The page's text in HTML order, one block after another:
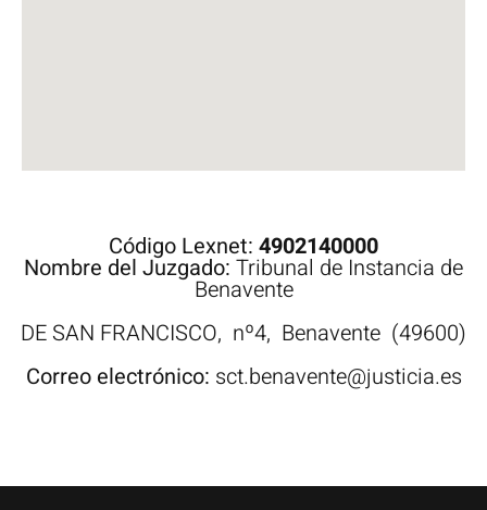
Código Lexnet: 4902140000
Nombre del Juzgado: Tribunal de Instancia de
Benavente
DE SAN FRANCISCO, nº4, Benavente (49600)
Correo electrónico: sct.benavente@justicia.es